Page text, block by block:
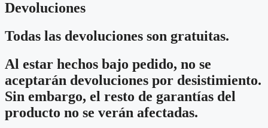
Devoluciones
Todas las devoluciones son gratuitas.
Al estar hechos bajo pedido, no se
aceptarán devoluciones por desistimiento.
Sin embargo, el resto de garantías del
producto no se verán afectadas.